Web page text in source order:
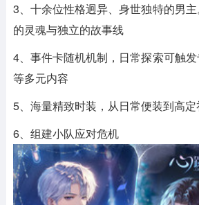
3、十余位性格迥异、身世独特的男
的灵魂与独立的故事线
4、事件卡随机机制，日常探索可触
等多元内容
5、海量精致时装，从日常便装到高
6、组建小队应对危机